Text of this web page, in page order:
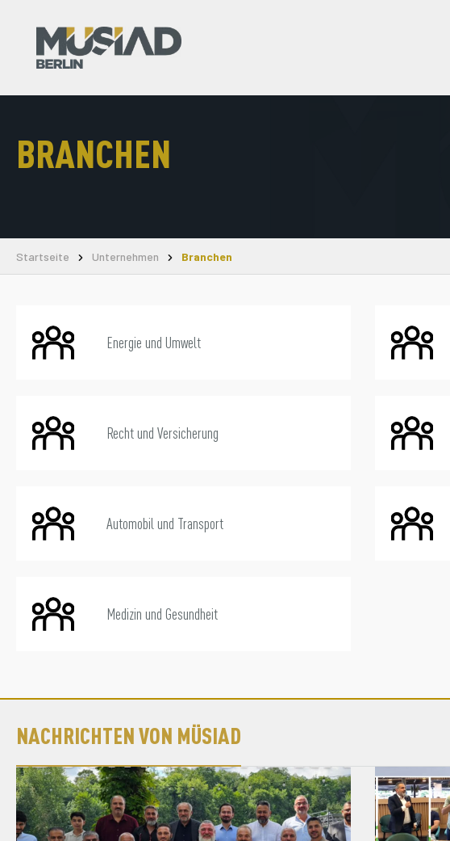
BRANCHEN
Startseite Unternehmen Branchen
Energie und Umwelt
Recht und Versicherung
Automobil und Transport
Medizin und Gesundheit
NACHRICHTEN VON MÜSIAD